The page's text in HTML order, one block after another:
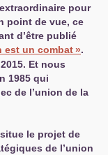
pour
point de vue, ce
d’être publié
est un combat».
Et nous
1985 qui
de l’union de la
le projet de
de l’union